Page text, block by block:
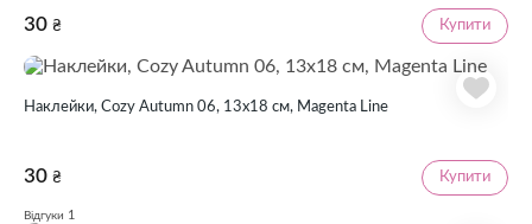
30 ₴ Купити
Наклейки, Cozy Autumn 06, 13х18 см, Magenta Line
30 ₴ Купити
Відгуки 1